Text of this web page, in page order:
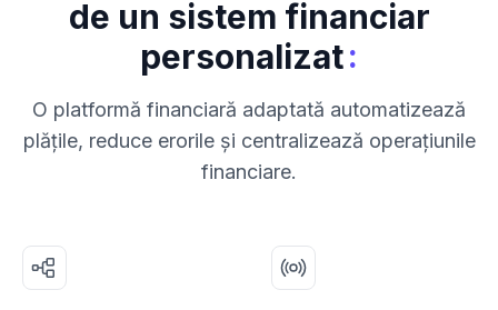
de un sistem financiar
personalizat:
O platformă financiară adaptată automatizează
plățile, reduce erorile și centralizează operațiunile
financiare.